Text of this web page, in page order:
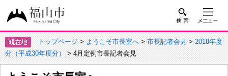
トップページ>ようこそ市長室へ>市長記者会見>2018年度
分（平成30年度分）> 4月定例市長記者会見